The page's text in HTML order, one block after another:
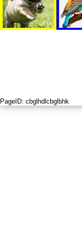
PageID: cbglhdlcbglbhk